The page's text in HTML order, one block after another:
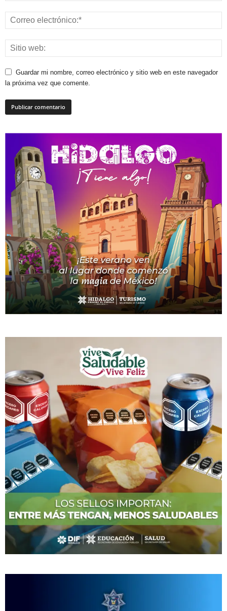
Guardar mi nombre, correo electrónico y sitio web en este navegador
la próxima vez que comente.